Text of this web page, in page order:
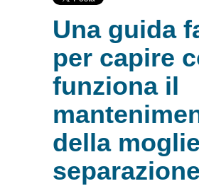
Una guida
per capire
funziona il
della
separazione